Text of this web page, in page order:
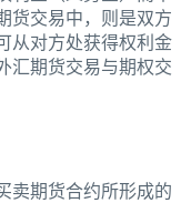
货交易中，则是双方
从对方处获得权利金
汇期货交易与期权交
卖期货合约所形成的